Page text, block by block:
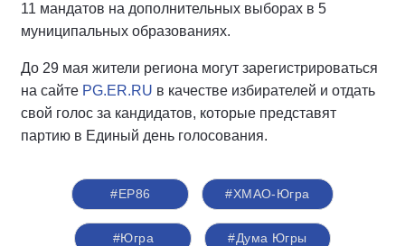
11 мандатов на дополнительных выборах в 5
муниципальных образованиях.
До 29 мая жители региона могут зарегистрироваться
на сайте PG.ER.RU в качестве избирателей и отдать
свой голос за кандидатов, которые представят
партию в Единый день голосования.
#ЕР86 #ХМАО-Югра
#Югра #Дума Югры